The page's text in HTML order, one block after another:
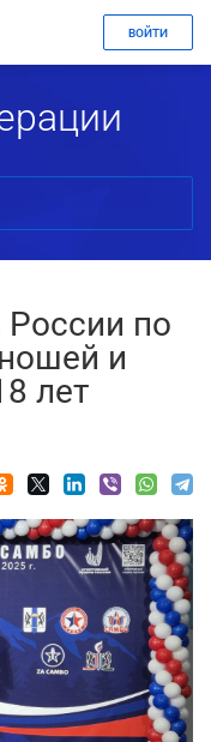
ВОЙТИ
России по
и
лет